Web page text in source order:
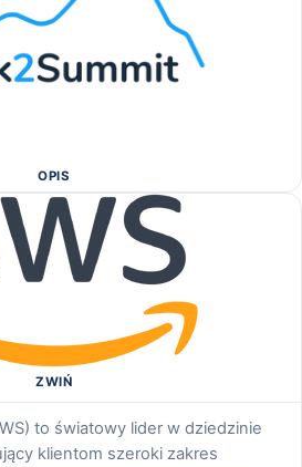
OPIS
ZWIŃ
to światowy lider w dziedzinie
klientom szeroki zakres